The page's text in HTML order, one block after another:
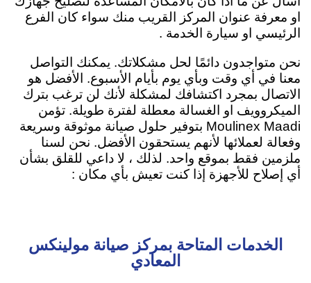
او معرفة عنوان المركز القريب منك سواء كان الفرع
الرئيسي او سيارة الخدمة .
نحن متواجدون دائمًا لحل مشكلاتك. يمكنك التواصل
معنا في أي وقت وبأي يوم بأيام الأسبوع. الأفضل هو
الاتصال بمجرد اكتشافك لمشكلة لأنك لن ترغب بترك
الميكروويف او الغسالة معطلة لفترة طويلة. تؤمن
Moulinex Maadi بتوفير حلول صيانة موثوقة وسريعة
وفعالة لعملائها لأنهم يستحقون الأفضل. نحن لسنا
ملزمين فقط بموقع واحد. لذلك ، لا داعي للقلق بشأن
أي إصلاح للأجهزة إذا كنت تعيش بأي مكان :
الخدمات المتاحة بمركز صيانة مولينكس
المعادي